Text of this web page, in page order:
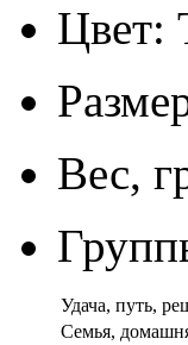
Цвет:
Вес,
Удача, путь,
Семья,